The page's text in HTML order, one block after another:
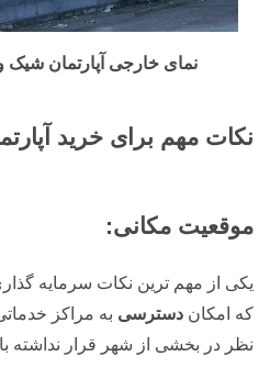
نمای خارجی آپارتمان
نکات مهم برای خرید
موقعیت مکانی:
یکی از مهم ترین نکات سرمایه
که امکان دسترسی به مراکز
نظر در بخشی از شهر قرار نداشته